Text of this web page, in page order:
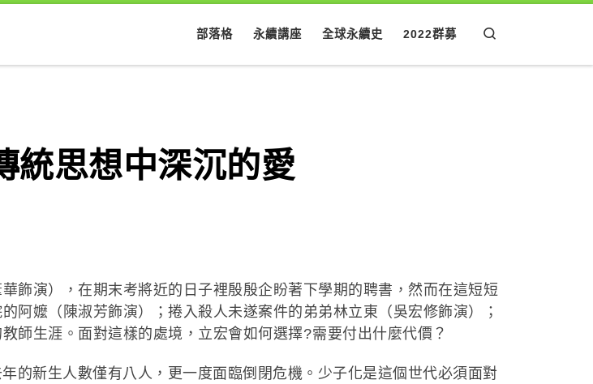
部落格 永續講座 全球永續史 2022群募
統思想中深沉的愛
飾演），在期末考將近的日子裡殷殷企盼著下學期的聘書，然而在這短短
阿嬤（陳淑芳飾演）；捲入殺人未遂案件的弟弟林立東（吳宏修飾演）；
師生涯。面對這樣的處境，立宏會如何選擇?需要付出什麼代價？
人數僅有八人，更一度面臨倒閉危機。少子化是這個世代必須面對